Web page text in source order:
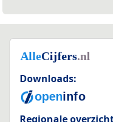
Downloads:
Regionale